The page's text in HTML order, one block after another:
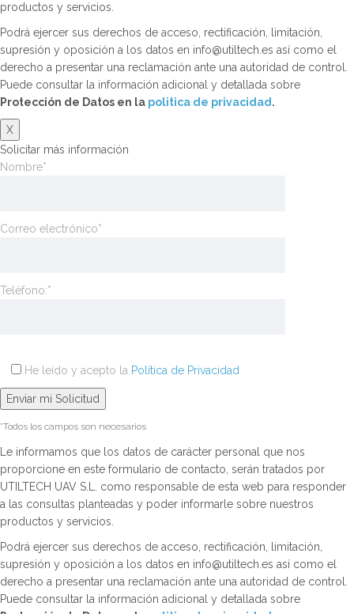
productos y servicios.
Podrá ejercer sus derechos de acceso, rectificación, limitación,
supresión y oposición a los datos en info@utiltech.es así como el
derecho a presentar una reclamación ante una autoridad de control.
Puede consultar la información adicional y detallada sobre
Protección de Datos en la politica de privacidad .
X
Solicitar más información
Nombre*
Correo electrónico*
Teléfono:*
He leído y acepto la Política de Privacidad
*Todos los campos son necesarios
Le informamos que los datos de carácter personal que nos
proporcione en este formulario de contacto, serán tratados por
UTILTECH UAV S.L. como responsable de esta web para responder
a las consultas planteadas y poder informarle sobre nuestros
productos y servicios.
Podrá ejercer sus derechos de acceso, rectificación, limitación,
supresión y oposición a los datos en info@utiltech.es así como el
derecho a presentar una reclamación ante una autoridad de control.
Puede consultar la información adicional y detallada sobre